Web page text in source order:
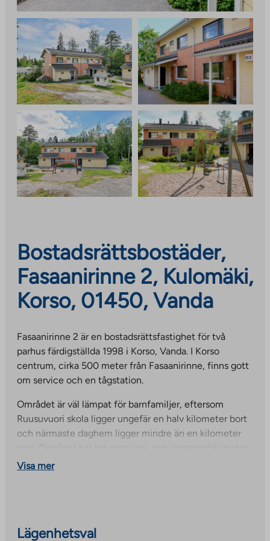
Bostadsrättsbostäder,
Fasaanirinne 2, Kulomäki,
Korso, 01450, Vanda
Fasaanirinne 2 är en bostadsrättsfastighet för två
parhus färdigställda 1998 i Korso, Vanda. I Korso
centrum, cirka 500 meter från Fasaanirinne, finns gott
om service och en tågstation.
Området är väl lämpat för barnfamiljer, eftersom
Ruusuvuori skola ligger ungefär en halv kilometer bort
och närmaste daghem ligger mindre än en kilometer
Inom en radie av mindre än en kilometer finns en
ett elavtal med det energibolag han väljer och betalar
Visa mer
Lägenhetsval